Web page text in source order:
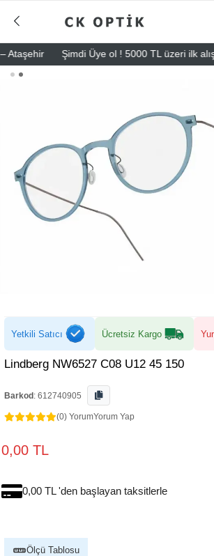
Şimdi Üye ol ! 5000 TL üzeri ilk
Yetkili Satıcı Ücretsiz Kargo
Lindberg NW6527 C08 U12 45 150
Barkod : 612740905
(0) YorumYorum Yap
0,00 TL
0,00 TL 'den başlayan taksitlerle
Ölçü Tablosu